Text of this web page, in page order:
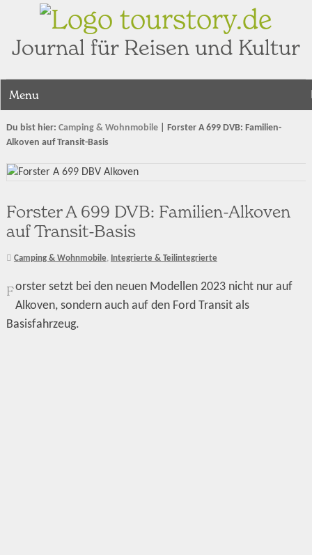
tourstory.de
Journal für Reisen und Kultur
Menu
Du bist hier: Camping & Wohnmobile| Forster A 699 DVB: Familien-
Alkoven auf Transit-Basis
Forster A 699 DVB: Familien-Alkoven
auf Transit-Basis
Camping & Wohnmobile, Integrierte & Teilintegrierte
Forster setzt bei den neuen Modellen 2023 nicht nur auf
Alkoven, sondern auch auf den Ford Transit als
Basisfahrzeug.